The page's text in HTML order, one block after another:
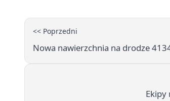
<< Poprzedni
Nowa nawierzchnia na drodze
Ekipy